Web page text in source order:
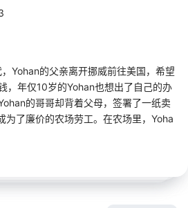
的父亲离开挪威前往美国，希望
，年仅10岁的Yohan也想出了自己的办
的哥哥却背着父母，签署了一纸卖
为了廉价的农场劳工。在农场里，Yoha